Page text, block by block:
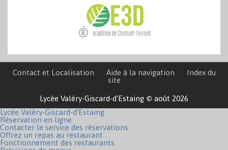
Contact et Localisation Aide à la navigation
Index du
site
Lycée Valéry-Giscard-d'Estaing
août 2026
Lycée Valéry-Giscard-d’Estaing
Réservation en ligne
Contacter le service des réservations
Offrez un repas au restaurant
Fonctionnement des restaurants